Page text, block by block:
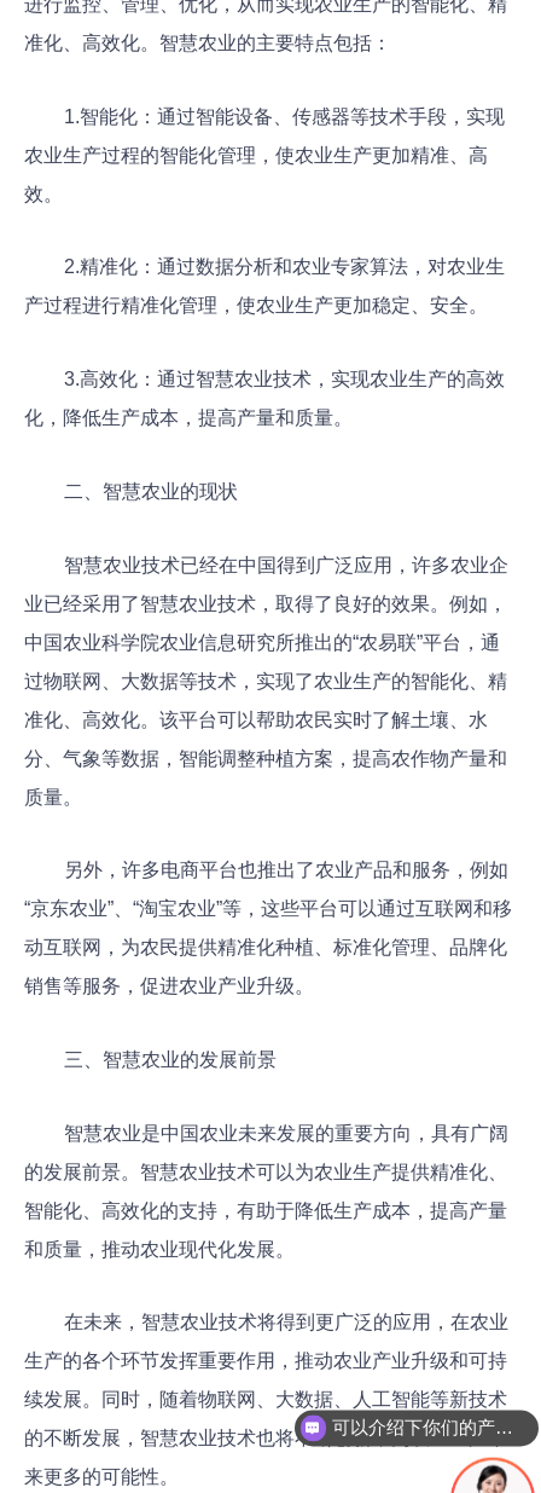
准化、高效化。智慧农业的主要特点包括：
1.智能化：通过智能设备、传感器等技术手段，实现
农业生产过程的智能化管理，使农业生产更加精准、高
效。
2.精准化：通过数据分析和农业专家算法，对农业生
产过程进行精准化管理，使农业生产更加稳定、安全。
3.高效化：通过智慧农业技术，实现农业生产的高效
化，降低生产成本，提高产量和质量。
二、智慧农业的现状
智慧农业技术已经在中国得到广泛应用，许多农业企
业已经采用了智慧农业技术，取得了良好的效果。例如，
中国农业科学院农业信息研究所推出的“农易联”平台，通
过物联网、大数据等技术，实现了农业生产的智能化、精
准化、高效化。该平台可以帮助农民实时了解土壤、水
分、气象等数据，智能调整种植方案，提高农作物产量和
质量。
另外，许多电商平台也推出了农业产品和服务，例如
“京东农业”、“淘宝农业”等，这些平台可以通过互联网和移
动互联网，为农民提供精准化种植、标准化管理、品牌化
销售等服务，促进农业产业升级。
三、智慧农业的发展前景
智慧农业是中国农业未来发展的重要方向，具有广阔
的发展前景。智慧农业技术可以为农业生产提供精准化、
智能化、高效化的支持，有助于降低生产成本，提高产量
和质量，推动农业现代化发展。
在未来，智慧农业技术将得到更广泛的应用，在农业
生产的各个环节发挥重要作用，推动农业产业升级和可持
续发展。同时，随着物联网、大数据、人工智能等新技术
的不断发展，智慧农业技术也将不断创新，为农业生产带
来更多的可能性。
可以介绍下你们的产品么